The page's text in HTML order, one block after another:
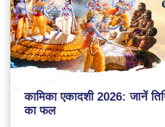
कामिका एकादशी 2026: जानें
का फल